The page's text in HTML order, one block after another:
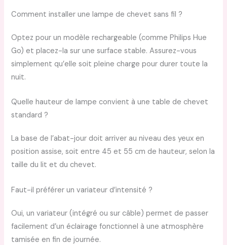
Comment installer une lampe de chevet sans fil ?
Optez pour un modèle rechargeable (comme Philips Hue
Go) et placez-la sur une surface stable. Assurez-vous
simplement qu’elle soit pleine charge pour durer toute la
nuit.
Quelle hauteur de lampe convient à une table de chevet
standard ?
La base de l’abat-jour doit arriver au niveau des yeux en
position assise, soit entre 45 et 55 cm de hauteur, selon la
taille du lit et du chevet.
Faut-il préférer un variateur d’intensité ?
Oui, un variateur (intégré ou sur câble) permet de passer
facilement d’un éclairage fonctionnel à une atmosphère
tamisée en fin de journée.